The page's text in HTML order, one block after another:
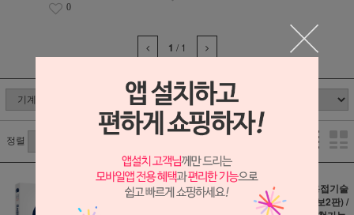
0
1 / 1
정렬
2027 3D프린터운
용기능사 필기 (개
Hi-Pass 용접기술
사 (개정증보2판) /